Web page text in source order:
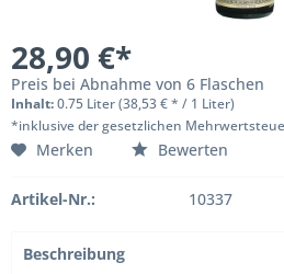
28,90 €*
Preis bei Abnahme von 6 Flaschen
Inhalt:0.75 Liter (38,53 € * / 1 Liter)
*inklusive der gesetzlichen
Merken Bewerten
Artikel-Nr.: 10337
Beschreibung